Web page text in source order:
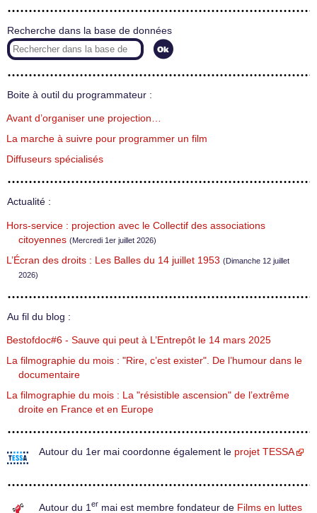
Recherche dans la base de données
Boite à outil du programmateur :
Avant d’organiser une projection…
La marche à suivre pour programmer un film
Diffuseurs spécialisés
Actualité :
Hors-service : projection avec le Collectif des associations
citoyennes (Mercredi 1er juillet 2026)
L’Écran des droits : Les Balles du 14 juillet 1953 (Dimanche 12 juillet
2026)
Au fil du blog :
Bestofdoc#6 - Sauve qui peut à L’Entrepôt le 14 mars 2025
La filmographie du mois : "Rire, c’est exister". De l’humour dans le
documentaire
La filmographie du mois : La "résistible ascension" de l’extrême
droite en France et en Europe
Autour du 1er mai coordonne également le projet TESSA
Autour du 1 er mai est membre fondateur de Films en luttes